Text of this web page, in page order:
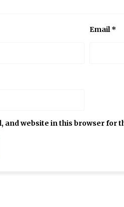
Email*
and website in this browser for